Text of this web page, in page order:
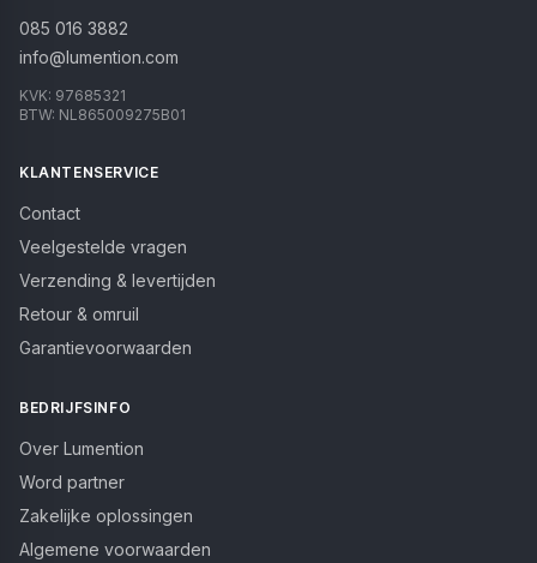
085 016 3882
info@lumention.com
KVK: 97685321
BTW: NL865009275B01
KLANTENSERVICE
Contact
Veelgestelde vragen
Verzending & levertijden
Retour & omruil
Garantievoorwaarden
BEDRIJFSINFO
Over Lumention
Word partner
Zakelijke oplossingen
Algemene voorwaarden